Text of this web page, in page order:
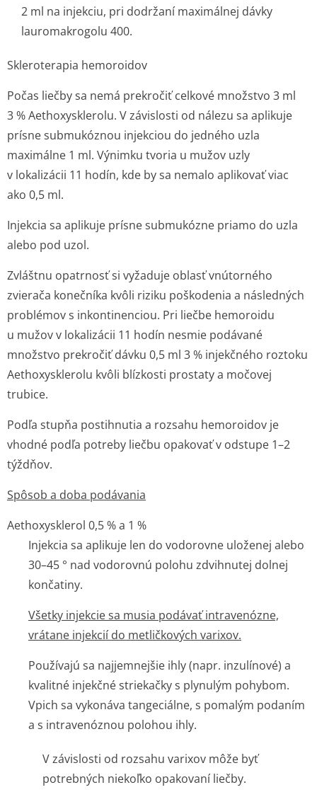
2 ml na injekciu, pri dodržaní maximálnej dávky
lauromakrogolu 400.
Skleroterapia hemoroidov
Počas liečby sa nemá prekročiť celkové množstvo 3 ml
3 % Aethoxysklerolu. V závislosti od nálezu sa aplikuje
prísne submukóznou injekciou do jedného uzla
maximálne 1 ml. Výnimku tvoria u mužov uzly
v lokalizácii 11 hodín, kde by sa nemalo aplikovať viac
ako 0,5 ml.
Injekcia sa aplikuje prísne submukózne priamo do uzla
alebo pod uzol.
Zvláštnu opatrnosť si vyžaduje oblasť vnútorného
zvierača konečníka kvôli riziku poškodenia a následných
problémov s inkontinenciou. Pri liečbe hemoroidu
u mužov v lokalizácii 11 hodín nesmie podávané
množstvo prekročiť dávku 0,5 ml 3 % injekčného roztoku
Aethoxysklerolu kvôli blízkosti prostaty a močovej
trubice.
Podľa stupňa postihnutia a rozsahu hemoroidov je
vhodné podľa potreby liečbu opakovať v odstupe 1–2
týždňov.
Spôsob a doba podávania
Aethoxysklerol 0,5 % a 1 %
Injekcia sa aplikuje len do vodorovne uloženej alebo
30–45 ° nad vodorovnú polohu zdvihnutej dolnej
končatiny.
Všetky injekcie sa musia podávať intravenózne,
vrátane injekcií do metličkových varixov.
Používajú sa najjemnejšie ihly (napr. inzulínové) a
kvalitné injekčné striekačky s plynulým pohybom.
Vpich sa vykonáva tangeciálne, s pomalým podaním
a s intravenóznou polohou ihly.
V závislosti od rozsahu varixov môže byť
potrebných niekoľko opakovaní liečby.